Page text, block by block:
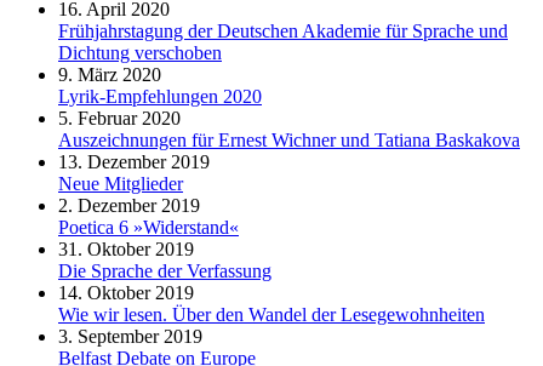
16. April 2020
Frühjahrstagung der Deutschen Akademie für Sprache und
Dichtung verschoben
9. März 2020
Lyrik-Empfehlungen 2020
5. Februar 2020
Auszeichnungen für Ernest Wichner und Tatiana Baskakova
13. Dezember 2019
Neue Mitglieder
2. Dezember 2019
Poetica 6 »Widerstand«
31. Oktober 2019
Die Sprache der Verfassung
14. Oktober 2019
Wie wir lesen. Über den Wandel der Lesegewohnheiten
3. September 2019
Belfast Debate on Europe